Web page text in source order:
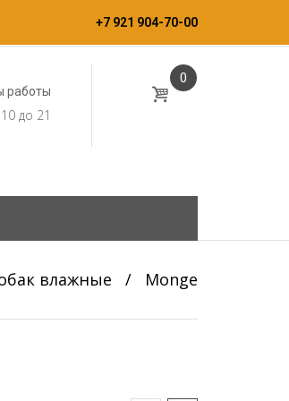
+7 921 904-70-00
работы
до 21
0
влажные / Monge